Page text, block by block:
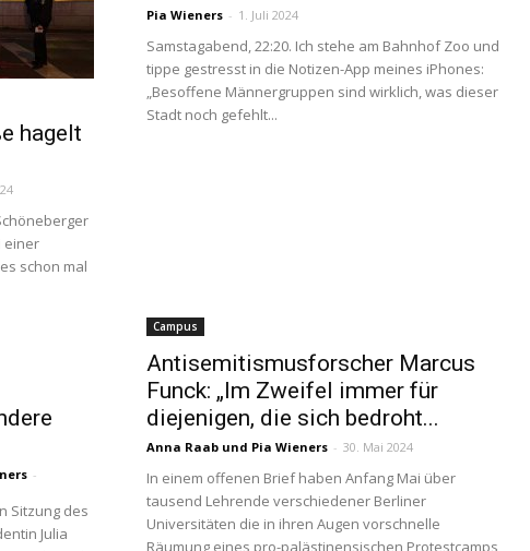
Berlin
hagelt
einer
schon mal
Pia Wieners - 1. Juli 2024
Samstagabend, 22:20. Ich stehe am Bahnhof Zoo und
tippe gestresst in die Notizen-App meines iPhones:
„Besoffene Männergruppen sind wirklich, was dieser
Stadt noch gefehlt...
-
Sitzung des
Julia
Campus
Antisemitismusforscher Marcus
Funck: „Im Zweifel immer für
diejenigen, die sich bedroht...
Anna Raab und Pia Wieners - 30. Mai 2024
In einem offenen Brief haben Anfang Mai über
tausend Lehrende verschiedener Berliner
Universitäten die in ihren Augen vorschnelle
Räumung eines pro-palästinensischen Protestcamps